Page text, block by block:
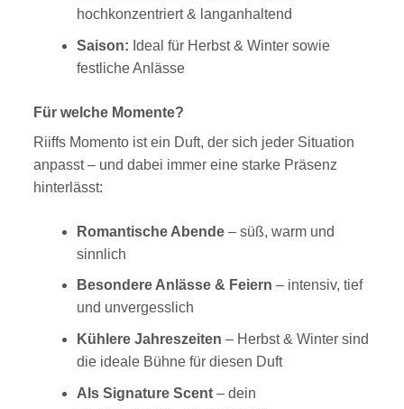
hochkonzentriert & langanhaltend
Saison: Ideal für Herbst & Winter sowie
festliche Anlässe
Für welche Momente?
Riiffs Momento ist ein Duft, der sich jeder Situation
anpasst – und dabei immer eine starke Präsenz
hinterlässt:
Romantische Abende– süß, warm und
sinnlich
Besondere Anlässe & Feiern – intensiv, tief
und unvergesslich
Kühlere Jahreszeiten – Herbst & Winter sind
die ideale Bühne für diesen Duft
Als Signature Scent– dein